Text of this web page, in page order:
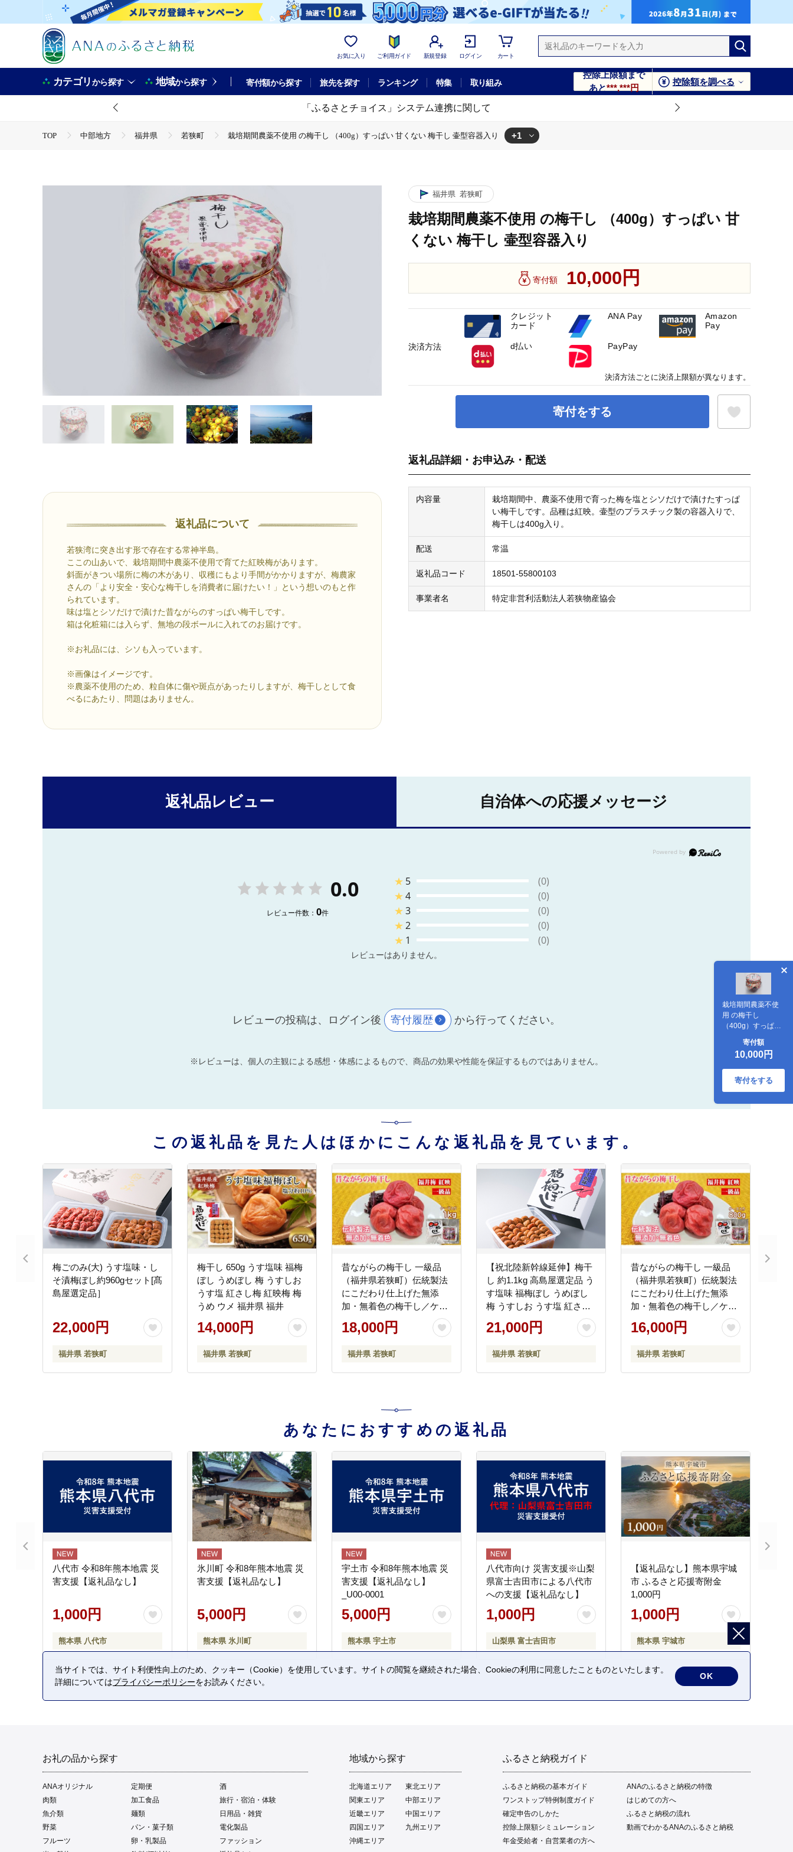
お気に入り ご利用ガイド 新規登録 ログイン カート
カテゴリから探す 地域から探す 寄付額から探す 旅先を探す ランキング 特集 取り組み
控除上限額まで
あと***,***円
控除額を調べる
「ふるさとチョイス」システム連携に関して
TOP 中部地方 福井県 若狭町 栽培期間農薬不使用 の梅干し （400g）すっぱい 甘くない 梅干し 壷型容器入り +1
返礼品について
若狭湾に突き出す形で存在する常神半島。
ここの山あいで、栽培期間中農薬不使用で育てた紅映梅があります。
斜面がきつい場所に梅の木があり、収穫にもより手間がかかりますが、梅農家
さんの「より安全・安心な梅干しを消費者に届けたい！」という想いのもと作
られています。
味は塩とシソだけで漬けた昔ながらのすっぱい梅干しです。
箱は化粧箱には入らず、無地の段ボールに入れてのお届けです。
※お礼品には、シソも入っています。
※画像はイメージです。
※農薬不使用のため、粒自体に傷や斑点があったりしますが、梅干しとして食
べるにあたり、問題はありません。
福井県 若狭町
栽培期間農薬不使用 の梅干し （400g）すっぱい 甘
くない 梅干し 壷型容器入り
寄付額 10,000円
寄付をする
栽培期間農薬不使
用 の梅干し
（400g）すっぱい
型容器入り
寄付額
10,000円
寄付をする
返礼品詳細・お申込み・配送
内容量
栽培期間中、農薬不使用で育った梅を塩とシソだけで漬けたすっぱ
い梅干しです。品種は紅映。壷型のプラスチック製の容器入りで、
梅干しは400g入り。
配送 常温
返礼品コード 18501-55800103
事業者名 特定非営利活動法人若狭物産協会
決済方法
クレジット
カード
ANA Pay
Amazon
Pay
d払い PayPay
決済方法ごとに決済上限額が異なります。
返礼品レビュー 自治体への応援メッセージ
0.0
レビュー件数： 0件
★ 5
(0)
★4
(0)
★3
(0)
★2
(0)
★ 1 (0)
レビューはありません。
レビューの投稿は、ログイン後 寄付履歴 から行ってください。
※レビューは、個人の主観による感想・体感によるもので、商品の効果や性能を保証するものではありません。
この返礼品を見た人はほかにこんな返礼品を見ています。
梅ごのみ(大) うす塩味・し
そ漬梅ぼし約960gセット[髙
島屋選定品］
22,000円
福井県 若狭町
梅干し 650g うす塩味 福梅
ぼし うめぼし 梅 うすしお
うす塩 紅さし梅 紅映梅 梅
うめ ウメ 福井県 福井
14,000円
福井県 若狭町
昔ながらの梅干し 一級品
（福井県若狭町）伝統製法
にこだわり仕上げた無添
加・無着色の梅干し／ケー
18,000円
福井県 若狭町
【祝北陸新幹線延伸】梅干
し 約1.1kg 高島屋選定品 う
す塩味 福梅ぼし うめぼし
梅 うすしお うす塩 紅さし
梅 紅映梅 梅 うめ ウメ 福井
県 福井
21,000円
福井県 若狭町
昔ながらの梅干し 一級品
（福井県若狭町）伝統製法
にこだわり仕上げた無添
加・無着色の梅干し／ケー
ス入り800g
16,000円
福井県 若狭町
あなたにおすすめの返礼品
八代市 令和8年熊本地震 災
害支援【返礼品なし】
1,000円
熊本県 八代市
氷川町 令和8年熊本地震 災
害支援【返礼品なし】
5,000円
熊本県 氷川町
宇土市 令和8年熊本地震 災
害支援【返礼品なし】
_U00-0001
5,000円
熊本県 宇土市
八代市向け 災害支援※山梨
県富士吉田市による八代市
への支援【返礼品なし】
1,000円
山梨県 富士吉田市
【返礼品なし】熊本県宇城
市 ふるさと応援寄附金
1,000円
1,000円
熊本県 宇城市
お礼の品から探す
ANAオリジナル 定期便
酒
肉類
加工食品
旅行・宿泊・体験
魚介類
麺類
日用品・雑貨
野菜
パン・菓子類
電化製品
フルーツ
卵・乳製品
ファッション
地域から探す
北海道エリア
東北エリア
関東エリア
中部エリア
近畿エリア
中国エリア
四国エリア
九州エリア
沖縄エリア
ふるさと納税ガイド
ふるさと納税の基本ガイド
ANAのふるさと納税の特徴
ワンストップ特例制度ガイド
はじめての方へ
確定申告のしかた
ふるさと納税の流れ
控除上限額シミュレーション
動画でわかるANAのふるさと納税
年金受給者・自営業者の方へ
当サイトでは、サイト利便性向上のため、クッキー（Cookie）を使用しています。サイトの閲覧を継続された場合、Cookieの利用に同意したことものといたします。
詳細についてはプライバシーポリシーをお読みください。
OK